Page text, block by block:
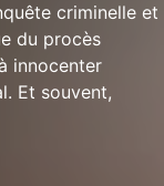
criminelle et
du procès
innocenter
Et souvent,